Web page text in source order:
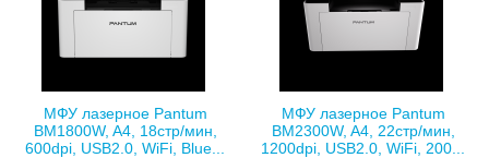
МФУ лазерное Pantum
BM1800W, A4, 18стр/мин,
600dpi, USB2.0, WiFi, Blue...
МФУ лазерное Pantum
BM2300W, A4, 22стр/мин,
1200dpi, USB2.0, WiFi, 200...